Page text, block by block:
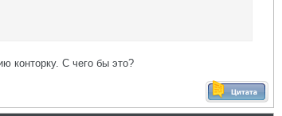
конторку. С чего бы это?